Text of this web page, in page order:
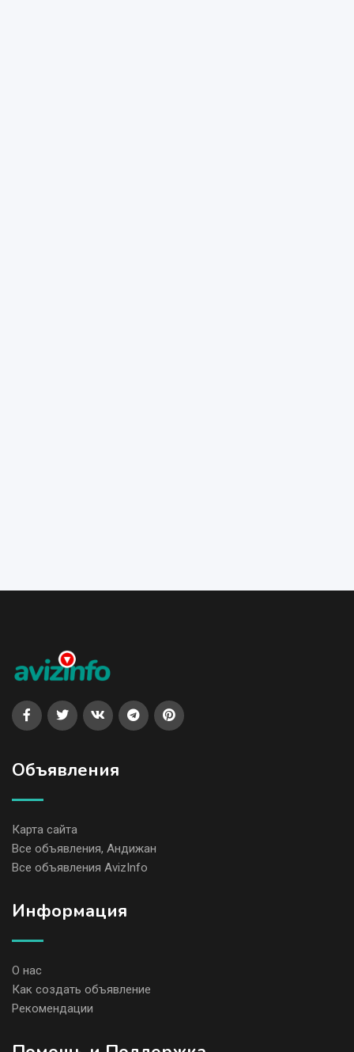
Объявления
Карта сайта
Все объявления, Андижан
Все объявления AvizInfo
Информация
О нас
Как создать объявление
Рекомендации